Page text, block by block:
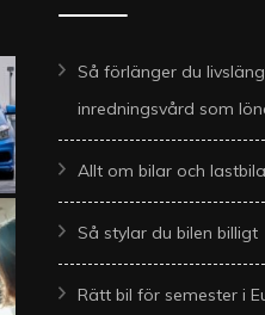
Så förlänger du
inredningsvård som
Allt om bilar och
Så stylar du bilen billigt
Rätt bil för semester i